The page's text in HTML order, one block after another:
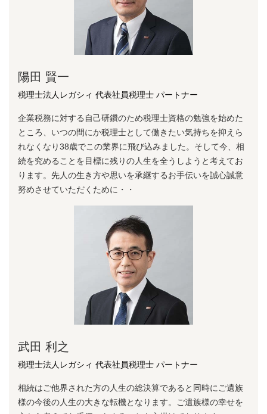
陽⽥ 賢⼀
税理士法人レガシィ 代表社員税理士 パートナー
企業税務に対する⾃⼰研鑽のため税理⼠資格の勉強を始めた
ところ、いつの間にか税理⼠として働きたい気持ちを抑えら
れなくなり38歳でこの業界に⾶び込みました。そして今、相
続を究めることを⽬標に残りの⼈⽣を全うしようと考えてお
ります。先⼈の⽣き⽅や思いを承継するお⼿伝いを誠⼼誠意
努めさせていただくために・・
武田 利之
税理士法人レガシィ 代表社員税理士 パートナー
相続はご他界された方の人生の総決算であると同時にご遺族
様の今後の人生の大きな転機となります。ご遺族様の幸せを